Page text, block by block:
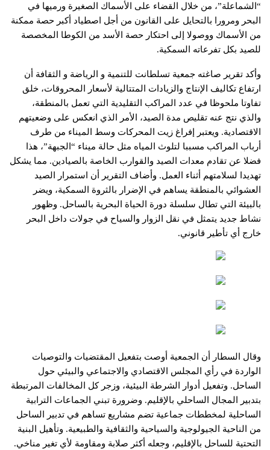
“الشماعلة”، من خلال القضاء على الأسماك الصغيرة ورميها في
البحر ومرورا بالتحايل على القانون من أجل اصطياد أكبر حصة ممكنة
من الأسماك ووصولا إلى احتكار حصة الأسد من الكوطا المخصصة
للصيد بكل تفرعاته السمكية.
وأكد تقرير صاغته جمعية تسلطانت للتنمية و الرياضة و الثقافة أن
ارتفاع تكاليف الإنتاج والزيادات المتتالية لأسعار المحروقات، خلق
تفاوتا ملحوظا في عدد المراكب التقليدية التي تعمل بالمنطقة،
والذي نتج عنه تقليص مدة الصيد، الأمر الذي انعكس على وضعيتهم
الاقتصادية. ويعتبر إفراغ زيت المحركات وسط الميناء من طرف
أرباب المراكب مسببا لتلوث المياه مثل حالة ميناء “الجبهة”، هذا
فضلا عن تقادم معدات الصيد والقوارب الخاصة بالصيادين. مما يشكل
تهديدا لسلامتهم أثناء العمل. وأضاف التقرير أن استمرار الصيد
العشوائي بالمنطقة يساهم في الإضرار بالثروة السمكية، ويضر
بالبيئة التي تطال سلسلة دورة الحياة البحرية بالساحل. وظهور
نشاط جديد يتمثل في نقل الزوار والسياح في جولات داخل البحر
خارج أي تأطير قانوني.
وقال السطار أن الجمعية أوصت بتفعيل المقتضيات والتوصيات
الواردة في رأي المجلس الاقتصادي والاجتماعي والبيئي حول
الساحل. وتفعيل أدوار الشرطة البيئية، وزجر كل المخالفات المرتبطة
بتدبير المجال الساحلي بالإقليم. وضرورة تبني الجماعات الترابية
الساحلية لمخططات جماعية تضم مشاريع تساهم في تدبير الساحل
من الناحية الجيولوجية والسياحية والثقافية والطبيعية. وتأهيل البنية
التحتية للساحل بالإقليم، وجعله أكثر صلابة ومقاومة لأي تغير مناخي.